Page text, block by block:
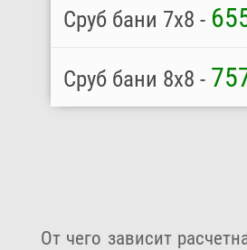
Сруб бани 7х8 -
Сруб бани 8х8 -
От чего зависит